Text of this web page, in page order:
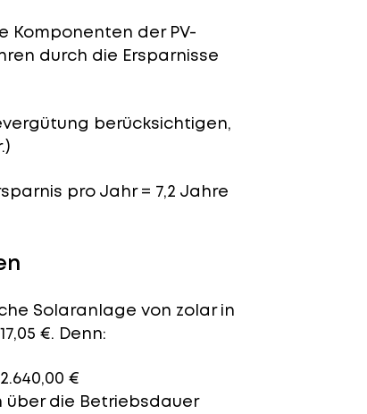
Komponenten der PV-
durch die Ersparnisse
berücksichtigen,
pro Jahr = 7,2 Jahre
Solaranlage von zolar in
€. Denn:
€
über die Betriebsdauer